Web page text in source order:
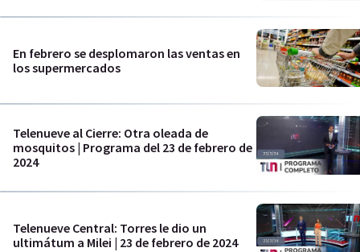
En febrero se desplomaron las ventas en
los supermercados
Telenueve al Cierre: Otra oleada de
mosquitos | Programa del 23 de febrero de
2024
Telenueve Central: Torres le dio un
ultimátum a Milei | 23 de febrero de 2024